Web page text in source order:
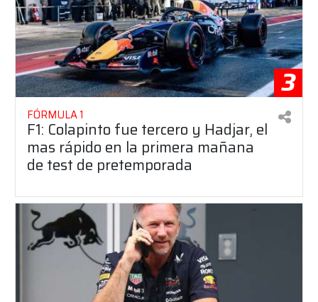
3
FÓRMULA 1
F1: Colapinto fue tercero y Hadjar, el
mas rápido en la primera mañana
de test de pretemporada